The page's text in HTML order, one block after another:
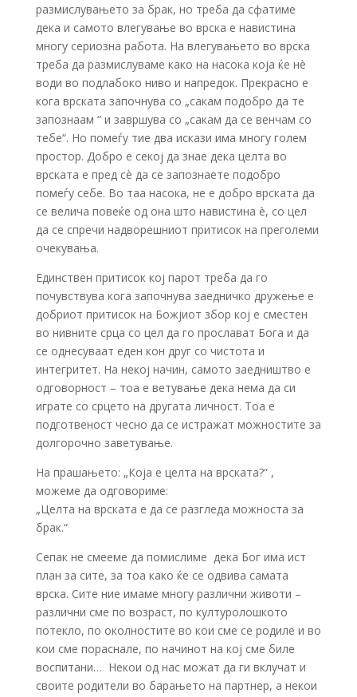
размислувањето за брак, но треба да сфатиме
дека и самото влегување во врска е навистина
многу сериозна работа. На влегувањето во врска
треба да размислуваме како на насока која ќе нè
води во подлабоко ниво и напредок. Прекрасно е
кога врската започнува со „сакам подобро да те
запознаам “ и завршува со „сакам да се венчам со
тебе“. Но помеѓу тие два искази има многу голем
простор. Добро е секој да знае дека целта во
врската е пред сè да се запознаете подобро
помеѓу себе. Во таа насока, не е добро врската да
се велича повеќе од она што навистина è, со цел
да се спречи надворешниот притисок на преголеми
очекувања.
Единствен притисок кој парот треба да го
почувствува кога започнува заедничко дружење е
добриот притисок на Божјиот збор кој е сместен
во нивните срца со цел да го прослават Бога и да
се однесуваат еден кон друг со чистота и
интегритет. На некој начин, самото заедништво е
одговорност – тоа е ветување дека нема да си
играте со срцето на другата личност. Тоа е
подготвеност чесно да се истражат можностите за
долгорочно заветување.
На прашањето: „Која е целта на врската?“ ,
можеме да одговориме:
„Целта на врската е да се разгледа можноста за
брак.“
Сепак не смееме да помислиме дека Бог има ист
план за сите, за тоа како ќе се одвива самата
врска. Сите ние имаме многу различни животи –
различни сме по возраст, по културолошкото
потекло, по околностите во кои сме се родиле и во
кои сме пораснале, по начинот на кој сме биле
воспитани… Некои од нас можат да ги вклучат и
своите родители во барањето на партнер, а некои